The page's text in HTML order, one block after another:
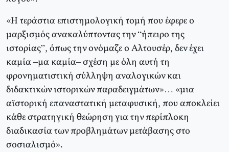
«Η τεράστια επιστημολογική τομή που έφερε ο
μαρξισμός ανακαλύπτοντας την “ήπειρο της
ιστορίας”, όπως την ονόμαζε ο Αλτουσέρ, δεν έχει
καμία –μα καμία– σχέση με όλη αυτή τη
φρονηματιστική σύλληψη αναλογικών και
διδακτικών ιστορικών παραδειγμάτων»… «μια
αϊστορική επαναστατική μεταφυσική, που αποκλείει
κάθε στρατηγική θεώρηση για την περίπλοκη
διαδικασία των προβλημάτων μετάβασης στο
σοσιαλισμό».